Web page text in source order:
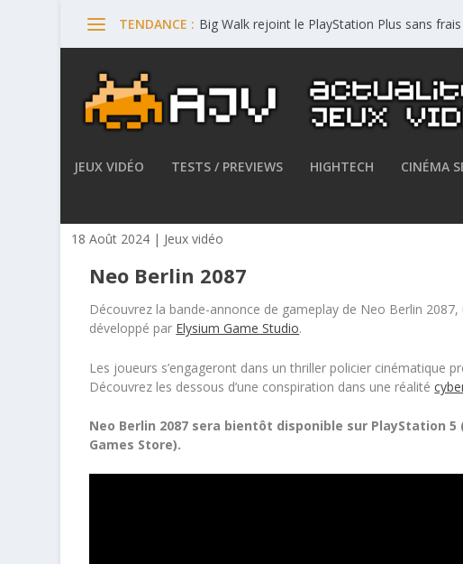
TENDANCE : Big Walk rejoint le PlayStation Plus sans
JEUX VIDÉO TESTS / PREVIEWS HIGHTECH CINÉMA
18 Août 2024 | Jeux vidéo
Neo Berlin 2087
Découvrez la bande-annonce de gameplay de Neo Berlin
développé par Elysium Game Studio.
Les joueurs s’engageront dans un thriller policier cinématique
Découvrez les dessous d’une conspiration dans une réalité
Neo Berlin 2087 sera bientôt disponible sur PlayStation 5
Games Store).